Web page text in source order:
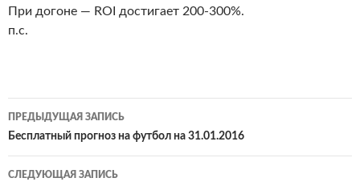
При догоне — ROI достигает 200-300%.
п.с.
Навигация
по
записям
ПРЕДЫДУЩАЯ ЗАПИСЬ
Бесплатный прогноз на футбол на 31.01.2016
СЛЕДУЮЩАЯ ЗАПИСЬ